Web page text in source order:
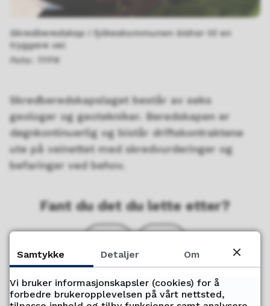
Skredberedskap i fylkeskommunen bidrar til en
tryggere vei.
TFFK
Skredberedskapslaget består av seks
geologer og geotekniker. Beredskapen er
døgnkontinuerlig og bistår driftskontraktene
ute på veinettet med skredvurderinger og
befaringer ved behov.
Fant du det du lette etter?
Samtykke Detaljer Om
Vi bruker informasjonskapsler (cookies) for å
forbedre brukeropplevelsen på vårt nettsted,